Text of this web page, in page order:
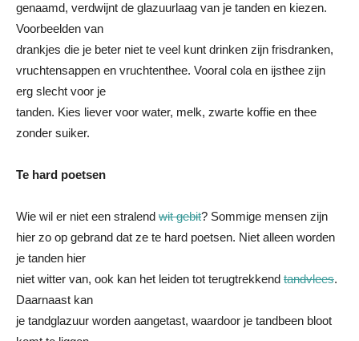
genaamd, verdwijnt de glazuurlaag van je tanden en kiezen.
Voorbeelden van
drankjes die je beter niet te veel kunt drinken zijn frisdranken,
vruchtensappen en vruchtenthee. Vooral cola en ijsthee zijn
erg slecht voor je
tanden. Kies liever voor water, melk, zwarte koffie en thee
zonder suiker.
Te hard poetsen
Wie wil er niet een stralend wit gebit? Sommige mensen zijn
hier zo op gebrand dat ze te hard poetsen. Niet alleen worden
je tanden hier
niet witter van, ook kan het leiden tot terugtrekkend tandvlees.
Daarnaast kan
je tandglazuur worden aangetast, waardoor je tandbeen bloot